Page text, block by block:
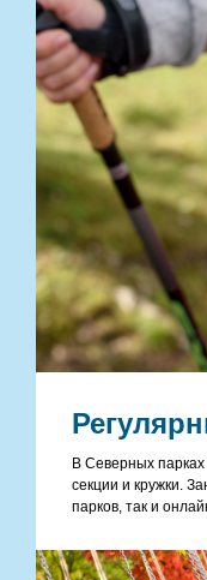
В Северных парках
секции и кружки.
парков, так и